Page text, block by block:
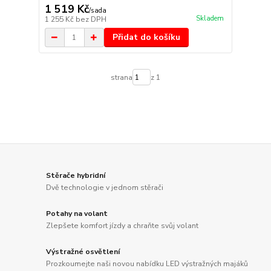
1 519 Kč/sada
1 255 Kč bez DPH Skladem
Přidat do košíku
strana z 1
Stěrače hybridní
Dvě technologie v jednom stěrači
Potahy na volant
Zlepšete komfort jízdy a chraňte svůj volant
Výstražné osvětlení
Prozkoumejte naši novou nabídku LED výstražných majáků